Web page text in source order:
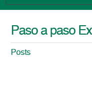
Paso a paso
Posts